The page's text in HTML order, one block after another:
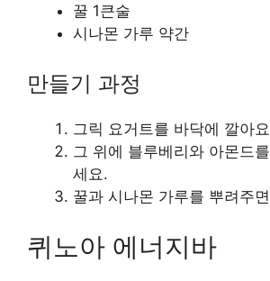
꿀 1큰술
시나몬 가루 약간
만들기 과정
그릭 요거트를 바닥에 깔아
그 위에 블루베리와 아몬드
세요.
꿀과 시나몬 가루를 뿌려주
퀴노아 에너지바